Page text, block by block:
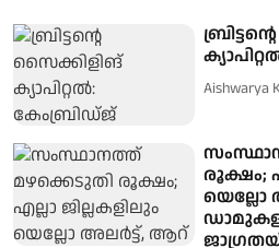
Aishwarya
രൂക്ഷം;
യെല്ലോ